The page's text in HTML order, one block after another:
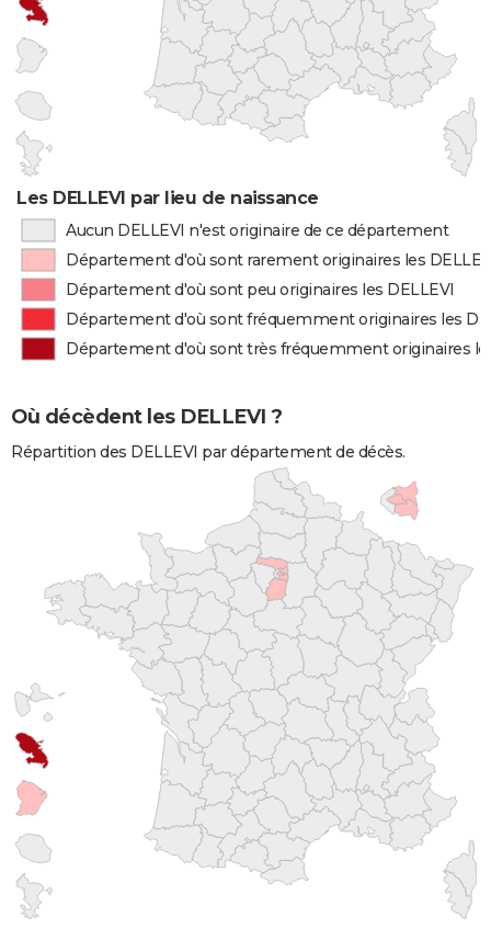
Les DELLEVI par lieu de naissance
Aucun DELLEVI n'est originaire de ce département
Département d'où sont rarement originaires les
Département d'où sont peu originaires les DELLEVI
Département d'où sont fréquemment originaires les
Département d'où sont très fréquemment originaires
Où décèdent les DELLEVI ?
Répartition des DELLEVI par département de décès.